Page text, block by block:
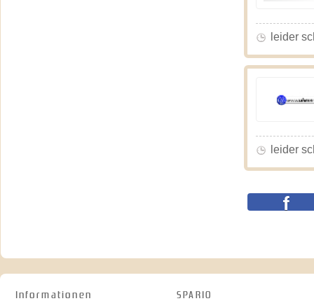
leider
leider
Informationen
SPARIO